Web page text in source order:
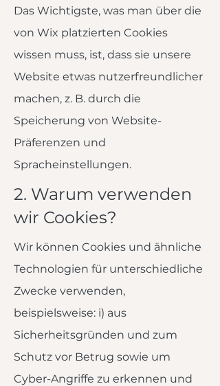
Das Wichtigste, was man über die
von Wix platzierten Cookies
wissen muss, ist, dass sie unsere
Website etwas nutzerfreundlicher
machen, z. B. durch die
Speicherung von Website-
Präferenzen und
Spracheinstellungen.
​2. Warum verwenden
wir Cookies?
Wir können Cookies und ähnliche
Technologien für unterschiedliche
Zwecke verwenden,
beispielsweise: i) aus
Sicherheitsgründen und zum
Schutz vor Betrug sowie um
Cyber-Angriffe zu erkennen und